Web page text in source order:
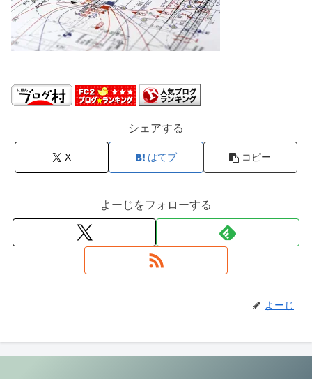
シェアする
X はてブ コピー
よーじをフォローする
よーじ